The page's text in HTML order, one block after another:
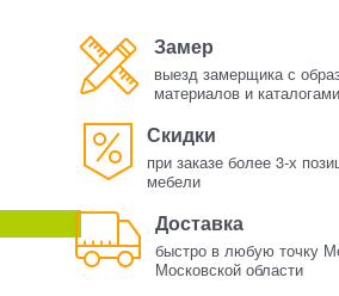
Замер
выезд замерщика с
материалов и каталогами
Скидки
при заказе более 3-х
мебели
Доставка
быстро в любую точку
Московской области